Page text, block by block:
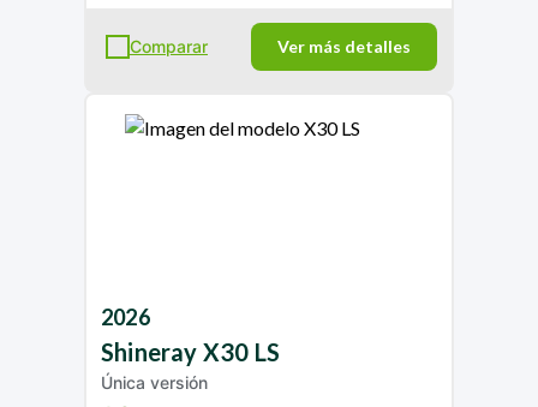
Comparar Ver más detalles
2026
Shineray X30 LS
Única versión